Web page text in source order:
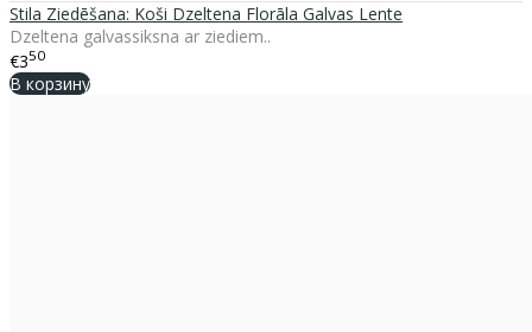
Stila Ziedēšana: Koši Dzeltena Florāla Galvas Lente
Dzeltena galvassiksna ar ziediem..
€350
В корзину